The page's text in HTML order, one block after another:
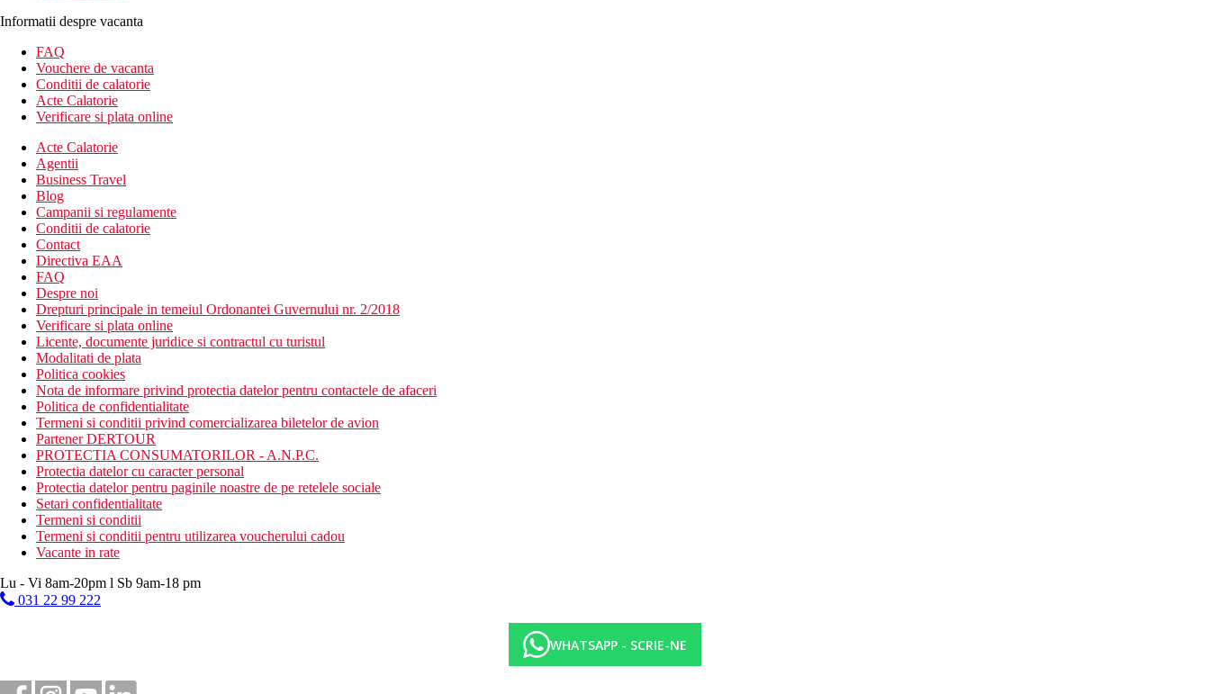
Informatii despre vacanta
FAQ
Vouchere de vacanta
Conditii de calatorie
Acte Calatorie
Verificare si plata online
Acte Calatorie
Agentii
Business Travel
Blog
Campanii si regulamente
Conditii de calatorie
Contact
Directiva EAA
FAQ
Despre noi
Drepturi principale in temeiul Ordonantei Guvernului nr. 2/2018
Verificare si plata online
Licente, documente juridice si contractul cu turistul
Modalitati de plata
Politica cookies
Nota de informare privind protectia datelor pentru contactele de afaceri
Politica de confidentialitate
Termeni si conditii privind comercializarea biletelor de avion
Partener DERTOUR
PROTECTIA CONSUMATORILOR - A.N.P.C.
Protectia datelor cu caracter personal
Protectia datelor pentru paginile noastre de pe retelele sociale
Setari confidentialitate
Termeni si conditii
Termeni si conditii pentru utilizarea voucherului cadou
Vacante in rate
Lu - Vi 8am-20pm l Sb 9am-18 pm
031 22 99 222
WHATSAPP - SCRIE-NE